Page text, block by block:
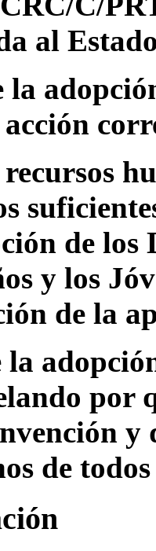
al
la
de los
y los
de la
la
por
de